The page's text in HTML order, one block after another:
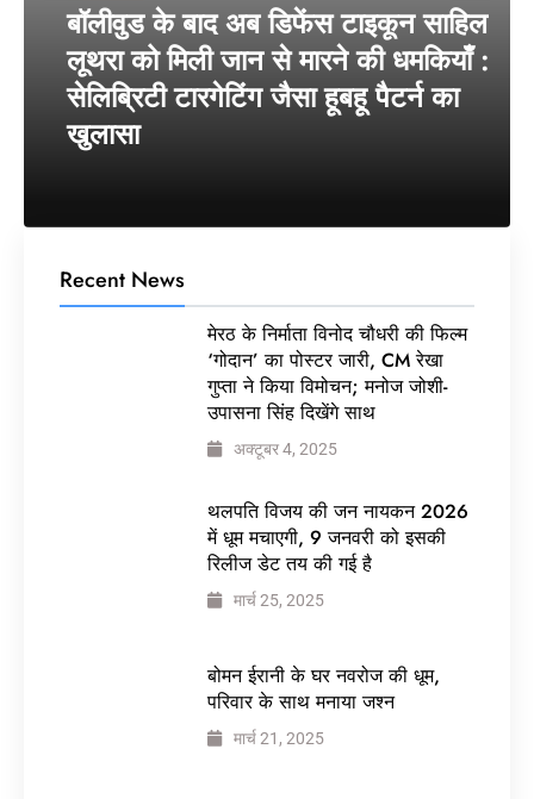
बॉलीवुड के बाद अब डिफेंस टाइकून साहिल
लूथरा को मिली जान से मारने की धमकियाँ :
सेलिब्रिटी टारगेटिंग जैसा हूबहू पैटर्न का
खुलासा
Recent News
मेरठ के निर्माता विनोद चौधरी की फिल्म
‘गोदान’ का पोस्टर जारी, CM रेखा
गुप्ता ने किया विमोचन; मनोज जोशी-
उपासना सिंह दिखेंगे साथ
अक्टूबर 4, 2025
थलपति विजय की जन नायकन 2026
में धूम मचाएगी, 9 जनवरी को इसकी
रिलीज डेट तय की गई है
मार्च 25, 2025
बोमन ईरानी के घर नवरोज की धूम,
परिवार के साथ मनाया जश्न
मार्च 21, 2025